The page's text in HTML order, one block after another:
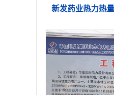
新发药业热力热